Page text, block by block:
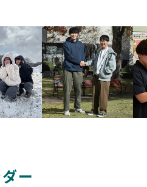
ー